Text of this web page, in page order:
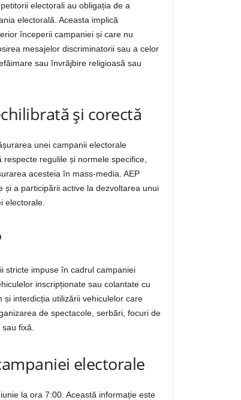
electorali au obligația de a
electorală. Aceasta implică
începerii campaniei și care nu
mesajelor discriminatorii sau a celor
sau învrăjbire religioasă sau
și corectă
unei campanii electorale
regulile și normele specifice,
acesteia în mass-media. AEP
a participării active la dezvoltarea unui
electorale.
stricte impuse în cadrul campaniei
inscripționate sau colantate cu
interdicția utilizării vehiculelor care
de spectacole, serbări, focuri de
fixă.
electorale
la ora 7:00. Această informație este